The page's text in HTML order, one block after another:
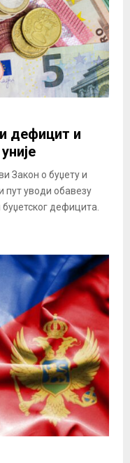
дефицит и
Закон о буџету и
пут уводи обавезу
дефицита.